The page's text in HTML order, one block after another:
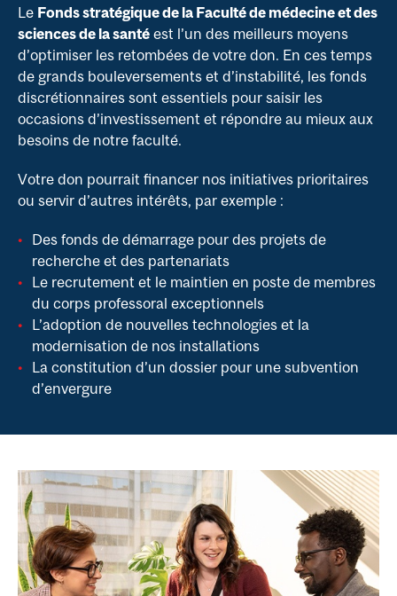
Le Fonds stratégique de la Faculté de médecine et des
sciences de la santé est l’un des meilleurs moyens
d’optimiser les retombées de votre don. En ces temps
de grands bouleversements et d’instabilité, les fonds
discrétionnaires sont essentiels pour saisir les
occasions d’investissement et répondre au mieux aux
besoins de notre faculté.
Votre don pourrait financer nos initiatives prioritaires
ou servir d’autres intérêts, par exemple :
Des fonds de démarrage pour des projets de
recherche et des partenariats
Le recrutement et le maintien en poste de membres
du corps professoral exceptionnels
L’adoption de nouvelles technologies et la
modernisation de nos installations
La constitution d’un dossier pour une subvention
d’envergure